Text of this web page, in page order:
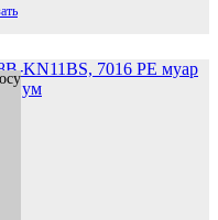
KN11BS, 7016 PE муар